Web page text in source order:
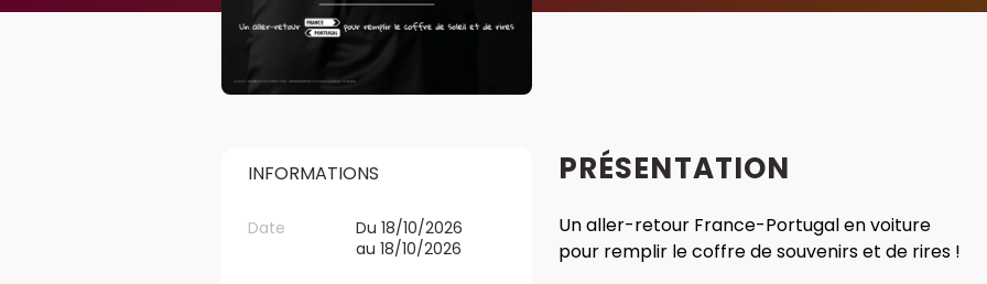
INFORMATIONS
Date
Du 18/10/2026
au 18/10/2026
PRÉSENTATION
Un aller-retour France-Portugal en voiture
pour remplir le coffre de souvenirs et de rires !